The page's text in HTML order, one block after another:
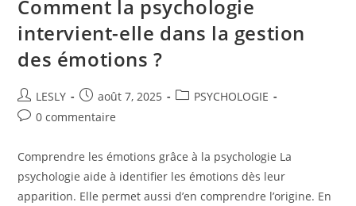
Comment la psychologie
intervient-elle dans la gestion
des émotions ?
Auteur/autrice
de
LESLY
Publication
publiée :
août 7, 2025
PostPSYCHOLOGIE
Commentaires
la
publication :
0 commentaire
Comprendre les émotions grâce à la psychologie La
psychologie aide à identifier les émotions dès leur
apparition. Elle permet aussi d’en comprendre l’origine. En